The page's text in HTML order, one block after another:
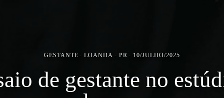
GESTANTE LOANDA - PR 10/JULHO/2025
de gestante no